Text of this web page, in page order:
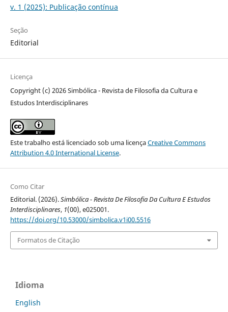
v. 1 (2025): Publicação contínua
Seção
Editorial
Licença
Copyright (c) 2026 Simbólica - Revista de Filosofia da Cultura e
Estudos Interdisciplinares
Este trabalho está licenciado sob uma licençaCreative Commons
Attribution 4.0 International License.
Como Citar
Editorial. (2026).Simbólica - Revista De Filosofia Da Cultura E Estudos
Interdisciplinares, 1(00), e025001.
https://doi.org/10.53000/simbolica.v1i00.5516
Formatos de Citação
Idioma
English